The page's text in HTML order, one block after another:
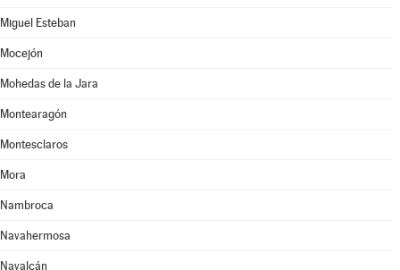
Miguel Esteban
Mocejón
Mohedas de la Jara
Montearagón
Montesclaros
Mora
Nambroca
Navahermosa
Navalcán